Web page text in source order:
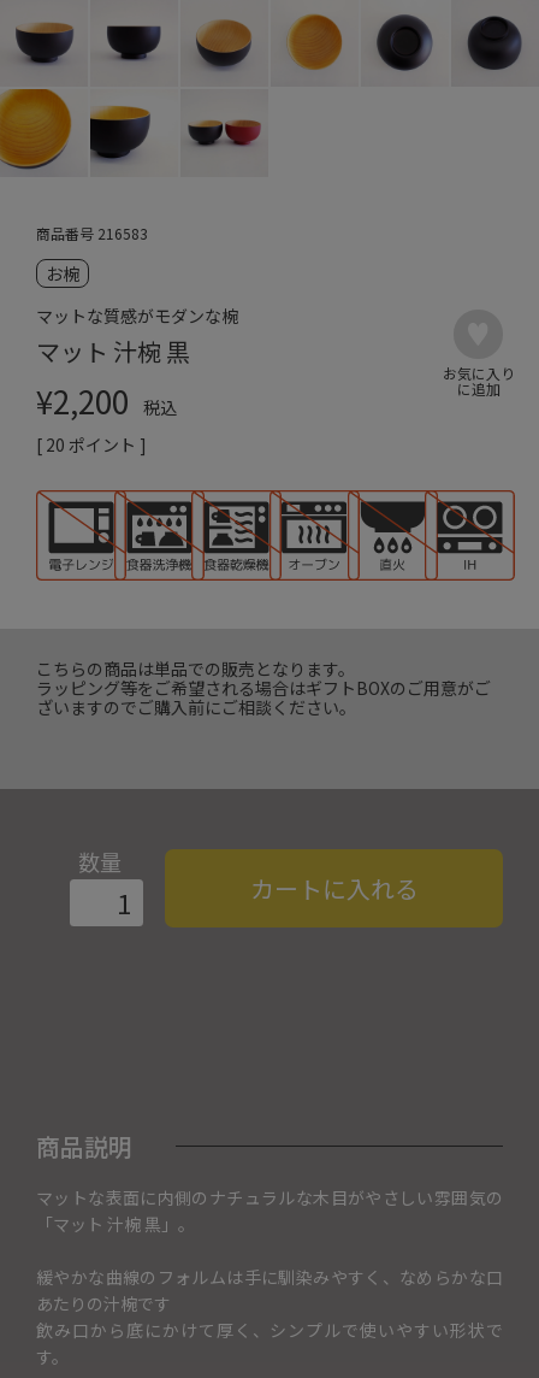
商品番号 216583
お椀
マットな質感がモダンな椀
マット 汁椀 黒
¥2,200
税込
[ 20 ポイント ]
こちらの商品は単品での販売となります。
ラッピング等をご希望される場合はギフトBOXのご用意がご
ざいますのでご購入前にご相談ください。
数量
カートに入れる
商品説明
マットな表面に内側のナチュラルな木目がやさしい雰囲気の
「マット 汁椀 黒」。
緩やかな曲線のフォルムは手に馴染みやすく、なめらかな口
あたりの汁椀です
飲み口から底にかけて厚く、シンプルで使いやすい形状で
す。